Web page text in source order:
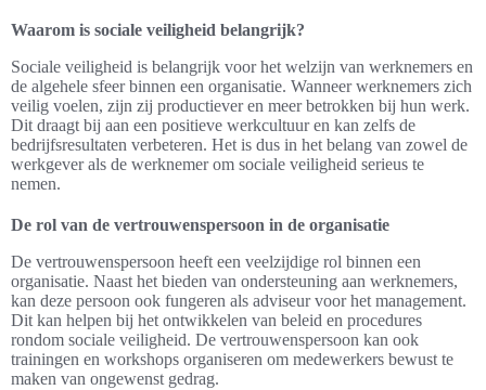
Waarom is sociale veiligheid belangrijk?
Sociale veiligheid is belangrijk voor het welzijn van werknemers en
de algehele sfeer binnen een organisatie. Wanneer werknemers zich
veilig voelen, zijn zij productiever en meer betrokken bij hun werk.
Dit draagt bij aan een positieve werkcultuur en kan zelfs de
bedrijfsresultaten verbeteren. Het is dus in het belang van zowel de
werkgever als de werknemer om sociale veiligheid serieus te
nemen.
De rol van de vertrouwenspersoon in de organisatie
De vertrouwenspersoon heeft een veelzijdige rol binnen een
organisatie. Naast het bieden van ondersteuning aan werknemers,
kan deze persoon ook fungeren als adviseur voor het management.
Dit kan helpen bij het ontwikkelen van beleid en procedures
rondom sociale veiligheid. De vertrouwenspersoon kan ook
trainingen en workshops organiseren om medewerkers bewust te
maken van ongewenst gedrag.